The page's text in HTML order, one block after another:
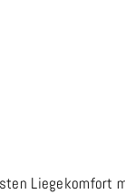
Liegekomfort